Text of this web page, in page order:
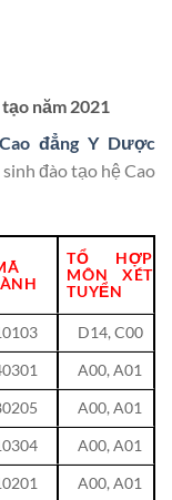
năm 2021
Cao đẳng Y Dược
đào tạo hệ Cao
TỔ HỢP
MÔN XÉT
TUYỂN
D14, C00
A00, A01
A00, A01
A00, A01
A00, A01